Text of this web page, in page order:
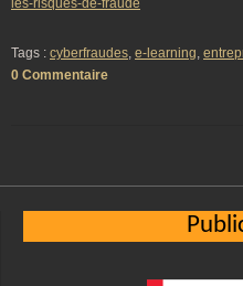
les-risques-de-fraude
Tags : cyberfraudes, e-learning,
0 Commentaire